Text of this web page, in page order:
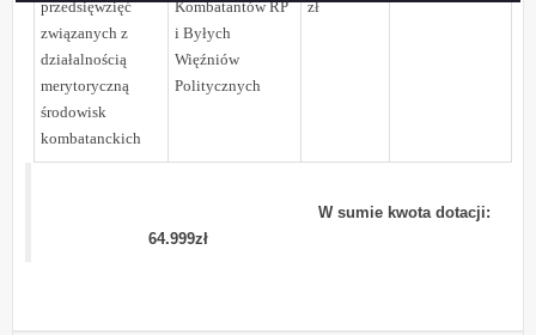
przedsięwzięć
związanych z
działalnością
merytoryczną
środowisk
kombatanckich
Kombatantów RP
i Byłych
Więźniów
Politycznych
zł
W sumie kwota dotacji:
64.999zł